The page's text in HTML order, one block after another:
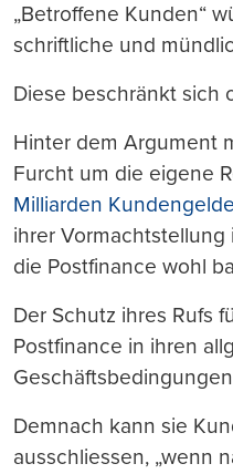
„Betroffene Kunden“
schriftliche und
Diese beschränkt sich
Hinter dem Argument
Furcht um die eigene
Milliarden
ihrer
die Postfinance wohl
Der Schutz ihres Rufs
Postfinance in ihren
Demnach kann sie
ausschliessen, „wenn